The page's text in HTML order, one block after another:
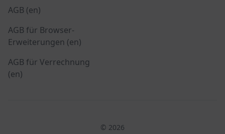
AGB (en)
AGB für Browser-
Erweiterungen (en)
AGB für Verrechnung
(en)
© 2026